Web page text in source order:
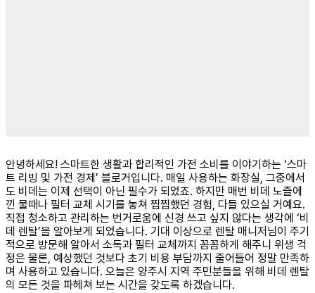
안녕하세요! 스마트한 생활과 합리적인 가전 소비를 이야기하는 ‘스마
트 리빙 및 가전 경제’ 블로거입니다. 매일 사용하는 화장실, 그중에서
도 비데는 이제 선택이 아닌 필수가 되었죠. 하지만 매번 비데 노즐에
낀 물때나 필터 교체 시기를 놓쳐 찝찝했던 경험, 다들 있으실 거예요.
직접 청소하고 관리하는 번거로움에 신경 쓰고 싶지 않다는 생각에 ‘비
데 렌탈’을 알아보게 되었습니다. 기대 이상으로 렌탈 매니저님이 주기
적으로 방문해 알아서 소독과 필터 교체까지 꼼꼼하게 해주니 위생 걱
정은 물론, 예상했던 것보다 초기 비용 부담까지 줄어들어 정말 만족하
며 사용하고 있습니다. 오늘은 양주시 지역 주민분들을 위해 비데 렌탈
의 모든 것을 파헤쳐 보는 시간을 갖도록 하겠습니다.